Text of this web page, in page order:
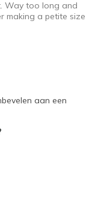
Way too long and
making a petite size
aan een